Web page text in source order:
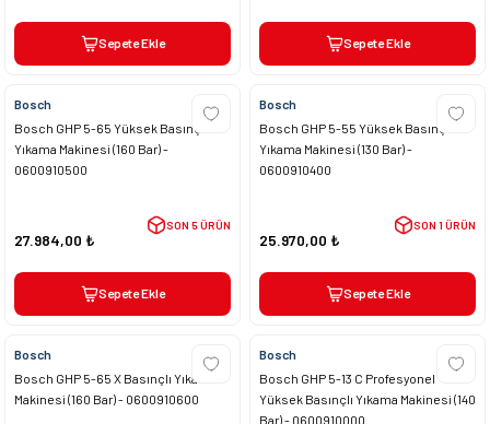
Sepete Ekle Sepete Ekle
Bosch
Bosch GHP 5-65 Yüksek Basınçlı
Yıkama Makinesi (160 Bar) -
0600910500
27.984,00 ₺
SON 5 ÜRÜN
Sepete Ekle
Bosch
Bosch GHP 5-55 Yüksek Basınçlı
Yıkama Makinesi (130 Bar) -
0600910400
25.970,00 ₺
SON 1 ÜRÜN
Sepete Ekle
Bosch
Bosch GHP 5-65 X Basınçlı Yıkama
Makinesi (160 Bar) - 0600910600
Bosch
Bosch GHP 5-13 C Profesyonel
Yüksek Basınçlı Yıkama Makinesi (140
Bar) - 0600910000